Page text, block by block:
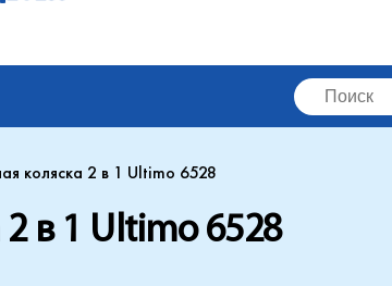
коляска 2 в 1 Ultimo 6528
в 1 Ultimo 6528